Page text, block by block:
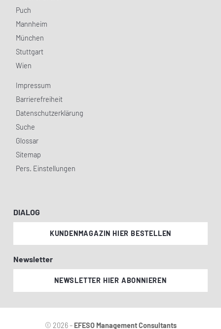
Puch
Mannheim
München
Stuttgart
Wien
Impressum
Barrierefreiheit
Datenschutzerklärung
Suche
Glossar
Sitemap
Pers. Einstellungen
DIALOG
KUNDENMAGAZIN HIER BESTELLEN
Newsletter
NEWSLETTER HIER ABONNIEREN
© 2026 – EFESO Management Consultants